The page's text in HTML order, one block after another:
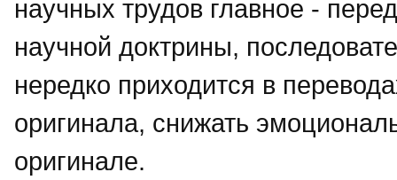
научных трудов главное -
научной доктрины,
нередко приходится в
оригинала, снижать
оригинале.